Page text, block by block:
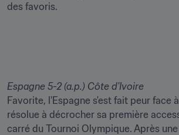
des favoris.
Espagne 5-2 (a.p.) Côte d'Ivoire
Favorite, l'Espagne s'est fait peur face
résolue à décrocher sa première
carré du Tournoi Olympique. Après